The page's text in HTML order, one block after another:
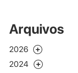
Arquivos
2026
2024